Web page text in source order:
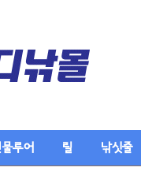
물루어 릴 낚싯줄